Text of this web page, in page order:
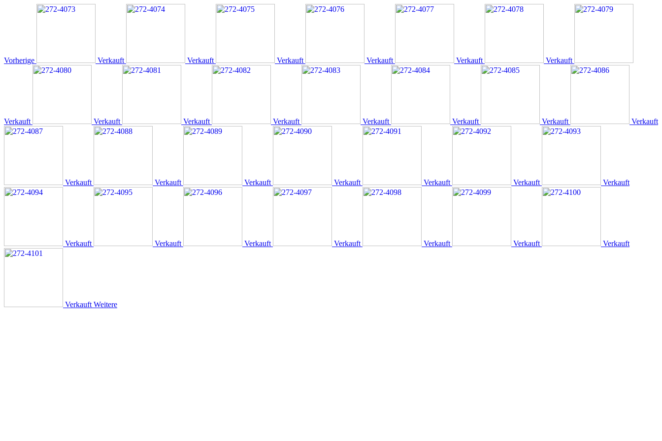
Vorherige Verkauft Verkauft Verkauft Verkauft Verkauft Verkauft
Verkauft Verkauft Verkauft Verkauft Verkauft Verkauft Verkauft Verkauft
Verkauft Verkauft Verkauft Verkauft Verkauft Verkauft Verkauft
Verkauft Verkauft Verkauft Verkauft Verkauft Verkauft Verkauft
Verkauft Weitere